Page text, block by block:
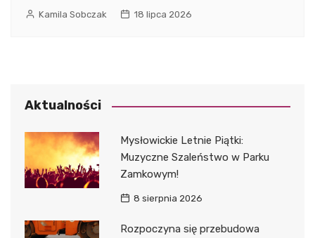
Kamila Sobczak 18 lipca 2026
Aktualności
Mysłowickie Letnie Piątki:
Muzyczne Szaleństwo w Parku
Zamkowym!
8 sierpnia 2026
Rozpoczyna się przebudowa